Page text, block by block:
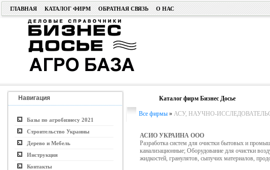
ГЛАВНАЯ КАТАЛОГ ФИРМ ОБРАТНАЯ СВЯЗЬ О НАС
Навигация
Базы по агробизнесу 2021
Строительство Украины
Дерево и Мебель
Инструкция
Контакты
Каталог фирм Бизнес Досье
Все фирмы» АСУ, НАУЧНО-
АСИО УКРАИНА ООО
Разработка систем для очистки бытовых и
канализационные; Оборудование для очистки
жидкостей, гранулятов, сыпучих материалов,